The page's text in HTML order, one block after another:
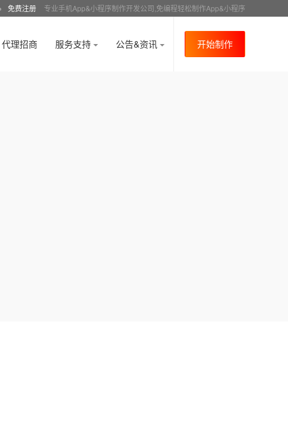
免费注册 专业手机App&小程序制作开发公司,免编程轻松制作App&小程序
代理招商 服务支持 公告&资讯 开始制作